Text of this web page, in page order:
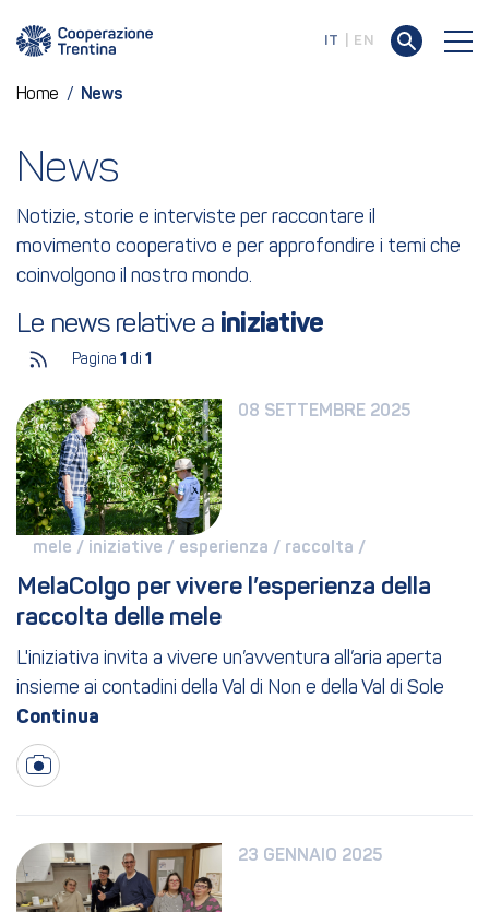
IT EN
Home / News
News
Notizie, storie e interviste per raccontare il
movimento cooperativo e per approfondire i temi che
coinvolgono il nostro mondo.
Le news relative a iniziative
Pagina 1 di 1
08 SETTEMBRE 2025
mele / iniziative / esperienza / raccolta /
MelaColgo per vivere l’esperienza della
raccolta delle mele
L'iniziativa invita a vivere un’avventura all’aria aperta
insieme ai contadini della Val di Non e della Val di Sole
23 GENNAIO 2025